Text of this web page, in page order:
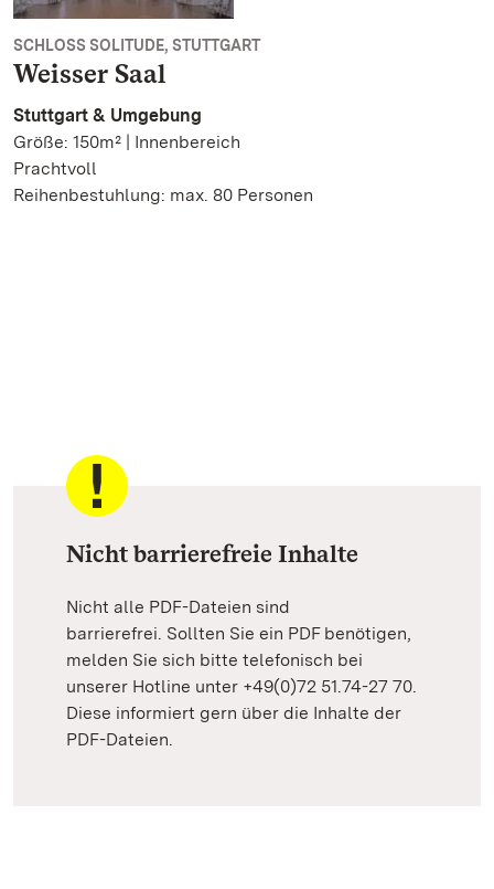
SCHLOSS SOLITUDE, STUTTGART
Weisser Saal
Stuttgart & Umgebung
Größe: 150m² | Innenbereich
Prachtvoll
Reihenbestuhlung: max. 80 Personen
Nicht barrierefreie Inhalte
Nicht alle PDF-Dateien sind
barrierefrei. Sollten Sie ein PDF benötigen,
melden Sie sich bitte telefonisch bei
unserer Hotline unter +49(0)72 51.74-27 70.
Diese informiert gern über die Inhalte der
PDF-Dateien.